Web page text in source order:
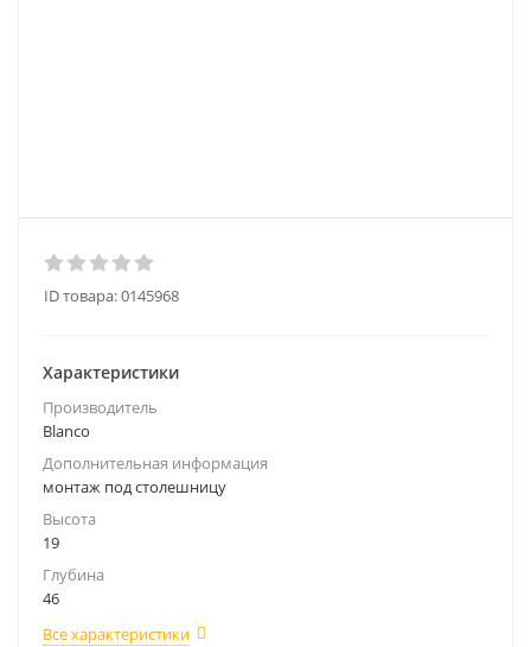
ID товара:0145968
Характеристики
Производитель
Blanco
Дополнительная информация
монтаж под столешницу
Высота
19
Глубина
46
Все характеристики